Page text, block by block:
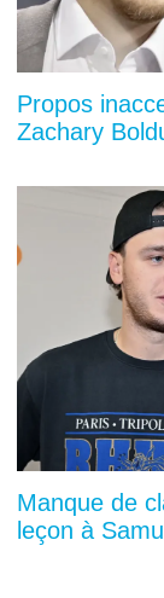
Propos
Zachary
Manque de
leçon à